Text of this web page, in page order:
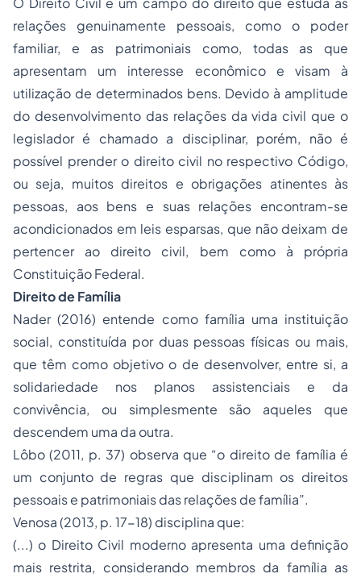
relações genuinamente pessoais, como o poder
familiar, e as patrimoniais como, todas as que
apresentam um interesse econômico e visam à
utilização de determinados bens. Devido à amplitude
do desenvolvimento das relações da vida civil que o
legislador é chamado a disciplinar, porém, não é
possível prender o direito civil no respectivo Código,
ou seja, muitos direitos e obrigações atinentes às
pessoas, aos bens e suas relações encontram-se
acondicionados em leis esparsas, que não deixam de
pertencer ao direito civil, bem como à própria
Constituição Federal.
Direito de Família
Nader (2016) entende como família uma instituição
social, constituída por duas pessoas físicas ou mais,
que têm como objetivo o de desenvolver, entre si, a
solidariedade nos planos assistenciais e da
convivência, ou simplesmente são aqueles que
descendem uma da outra.
Lôbo (2011, p. 37) observa que “o direito de família é
um conjunto de regras que disciplinam os direitos
pessoais e patrimoniais das relações de família”.
Venosa (2013, p. 17-18) disciplina que:
(...) o Direito Civil moderno apresenta uma definição
mais restrita, considerando membros da família as